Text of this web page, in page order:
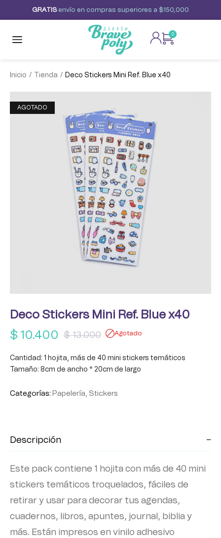
GRAT S envío en compras superiores a $150,000
0
Inicio / Tienda / Deco Stickers Mini Ref. Blue x40
¡OFERTA!
AGOTADO
Deco Stickers Mini Ref. Blue x40
$13.000
$ 10.400 Agotado
Cantidad: 1 hojita, más de 40 mini stickers temáticos
Tamaño: 8cm de ancho * 20cm de largo
Categorías: Papelería, Stickers
Descripción
Este pack contiene 1 hojita con más de 40 mini
stickers temáticos troquelados, fáciles de
retirar y usar para decorar tus agendas,
cuadernos, libros, apuntes, journal, biblia y
más. Están impresos en vinilo adhesivo